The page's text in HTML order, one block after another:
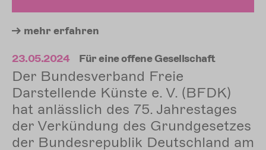
mehr erfahren
23.05.2024 Für eine offene Gesellschaft
Der Bundesverband Freie
Darstellende Künste e. V. (BFDK)
hat anlässlich des 75. Jahrestages
der Verkündung des Grundgesetzes
der Bundesrepublik Deutschland am